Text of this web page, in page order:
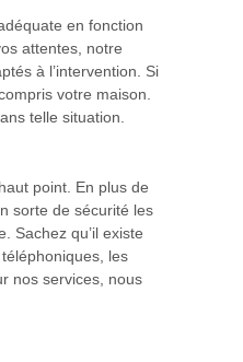
en fonction
attentes, notre
à l’intervention. Si
votre maison.
telle situation.
point. En plus de
sorte de sécurité les
Sachez qu’il existe
les
nos services, nous